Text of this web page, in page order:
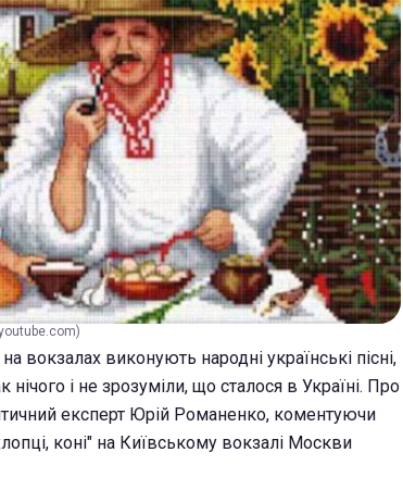
вокзалах виконують народні українські пісні,
і не зрозуміли, що сталося в Україні. Про
експерт Юрій Романенко, коментуючи
коні" на Київському вокзалі Москви